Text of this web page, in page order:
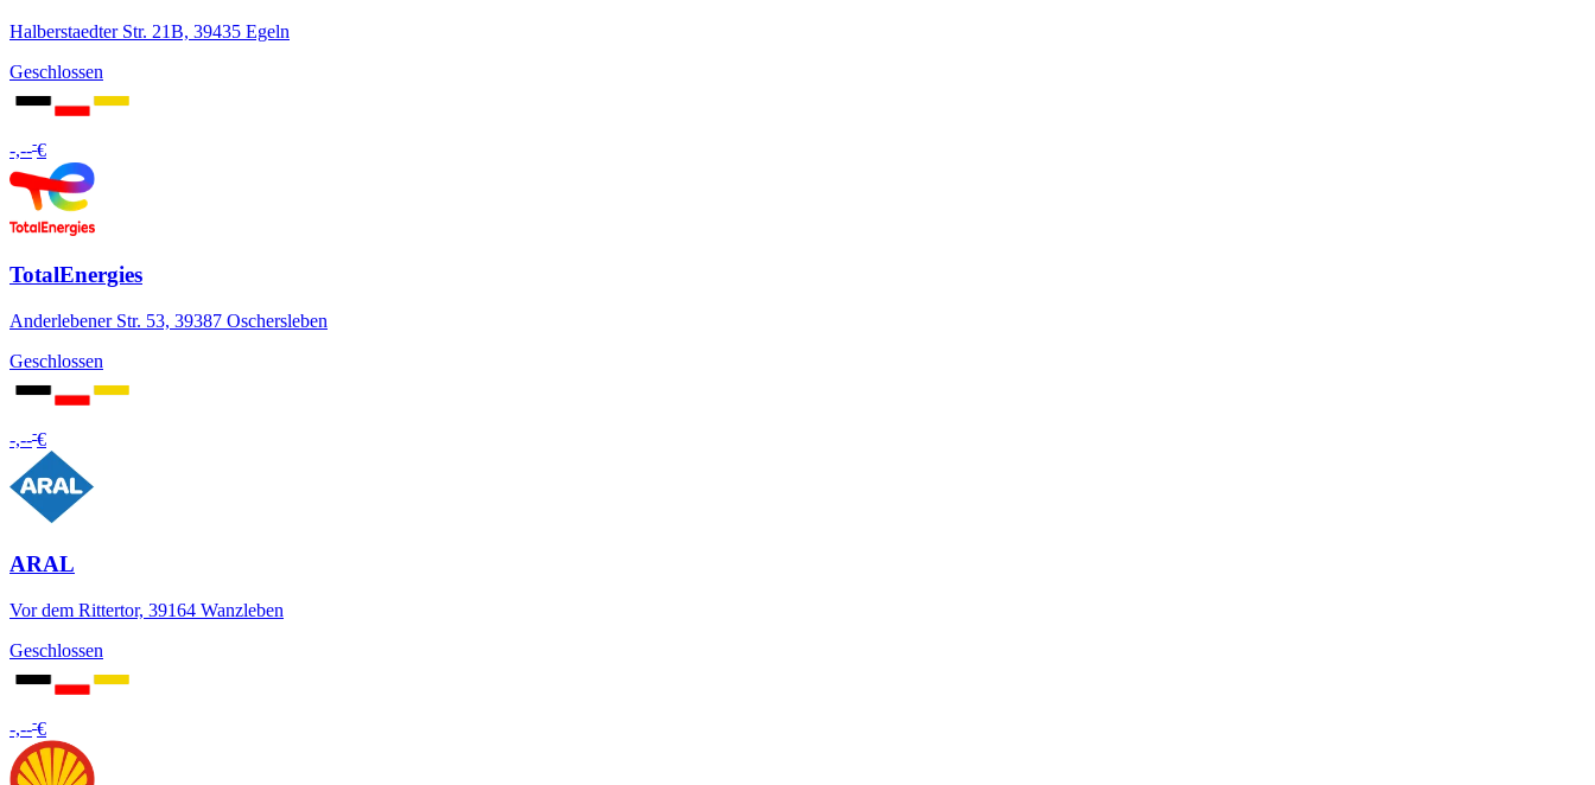
Halberstaedter Str. 21B, 39435 Egeln
Geschlossen
-,---€
TotalEnergies
Anderlebener Str. 53, 39387 Oschersleben
Geschlossen
-,---€
ARAL
Vor dem Rittertor, 39164 Wanzleben
Geschlossen
-,---€